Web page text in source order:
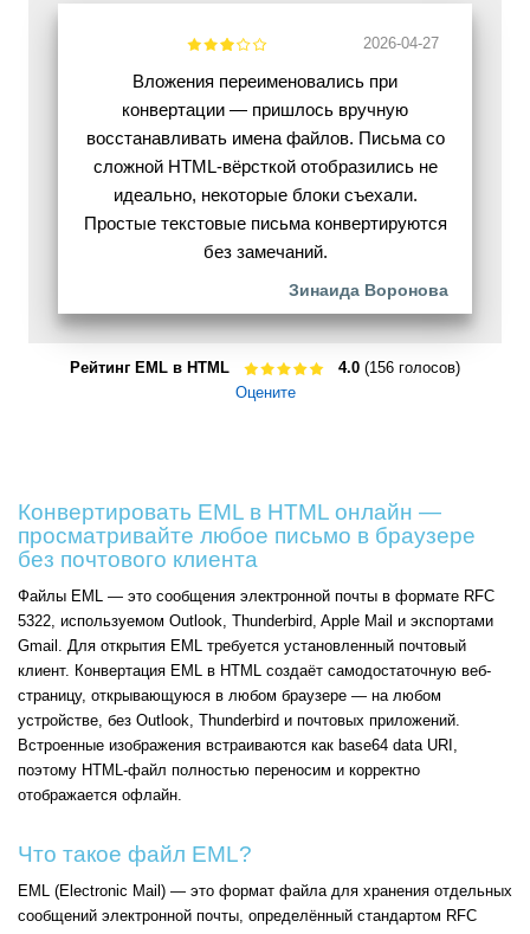
2026-04-27
Вложения переименовались при
конвертации — пришлось вручную
восстанавливать имена файлов. Письма со
сложной HTML-вёрсткой отобразились не
идеально, некоторые блоки съехали.
Простые текстовые письма конвертируются
без замечаний.
Зинаида Воронова
Рейтинг EML в HTML 4.0 (156 голосов)
Оцените
Конвертировать EML в HTML онлайн —
просматривайте любое письмо в браузере
без почтового клиента
Файлы EML — это сообщения электронной почты в формате RFC
5322, используемом Outlook, Thunderbird, Apple Mail и экспортами
Gmail. Для открытия EML требуется установленный почтовый
клиент. Конвертация EML в HTML создаёт самодостаточную веб-
страницу, открывающуюся в любом браузере — на любом
устройстве, без Outlook, Thunderbird и почтовых приложений.
Встроенные изображения встраиваются как base64 data URI,
поэтому HTML-файл полностью переносим и корректно
отображается офлайн.
Что такое файл EML?
EML (Electronic Mail) — это формат файла для хранения отдельных
сообщений электронной почты, определённый стандартом RFC